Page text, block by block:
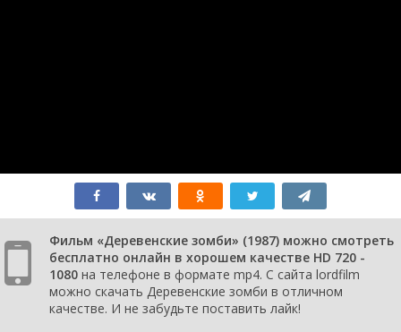
Фильм «Деревенские зомби» (1987) можно смотреть
бесплатно онлайн в хорошем качестве HD 720 -
1080 на телефоне в формате mp4. С сайта lordfilm
можно скачать Деревенские зомби в отличном
качестве. И не забудьте поставить лайк!